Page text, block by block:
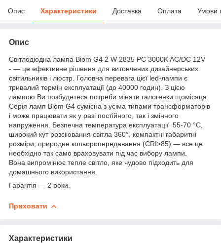
Опис Характеристики Доставка Оплата Умови
Опис
Світлодіодна лампа Biom G4 2 W 2835 PC 3000K AC/DC 12V
- — це ефективне рішення для витончених дизайнерських
світильників і люстр. Головна перевага цієї led-лампи є
тривалий термін експлуатації (до 40000 годин). З цією
лампою Ви позбудетеся потреби міняти галогенки щомісяця.
Серія ламп Biom G4 сумісна з усіма типами трансформаторів
і може працювати як у разі постійного, так і змінного
напруження. Безпечна температура експлуатації 55-70 °C,
широкий кут розсіювання світла 360°, компактні габаритні
розміри, природне кольоропередавання (CRI>85) — все це
необхідно так само враховувати під час вибору лампи.
Вона випромінює тепле світло, яке чудово підходить для
домашнього використання.
Гарантія — 2 роки.
Приховати
Характеристики